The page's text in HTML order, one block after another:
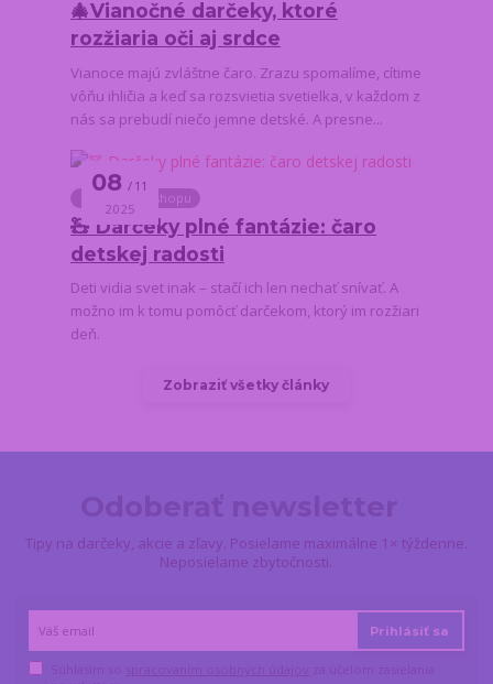
🎄Vianočné darčeky, ktoré
rozžiaria oči aj srdce
Vianoce majú zvláštne čaro. Zrazu spomalíme, cítime
vôňu ihličia a keď sa rozsvietia svetielka, v každom z
nás sa prebudí niečo jemne detské. A presne...
08 11
2025
Novinky z e-shopu
🧸 Darčeky plné fantázie: čaro
detskej radosti
Deti vidia svet inak – stačí ich len nechať snívať. A
možno im k tomu pomôcť darčekom, ktorý im rozžiari
deň.
Zobraziť všetky články
Tipy na darčeky, akcie a zľavy. Posielame maximálne 1× týždenne.
Neposielame zbytočnosti.
Prihlásiť sa